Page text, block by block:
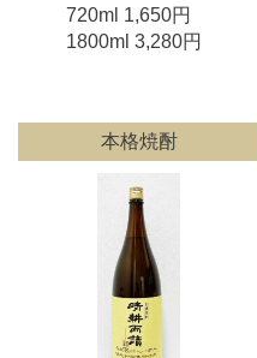
720ml 1,650円
1800ml 3,280円
本格焼酎